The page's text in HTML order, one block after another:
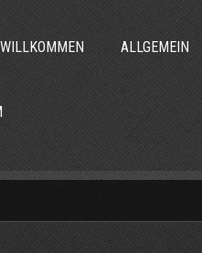
WILLKOMMEN ALLGEMEIN